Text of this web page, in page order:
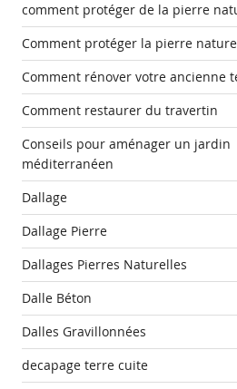
comment protéger de la pierre
Comment protéger la pierre
Comment rénover votre ancienne
Comment restaurer du travertin
Conseils pour aménager un jardin
méditerranéen
Dallage
Dallage Pierre
Dallages Pierres Naturelles
Dalle Béton
Dalles Gravillonnées
decapage terre cuite